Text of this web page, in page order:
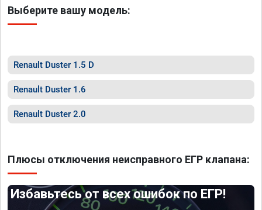
Выберите вашу модель:
Renault Duster 1.5 D
Renault Duster 1.6
Renault Duster 2.0
Плюсы отключения неисправного ЕГР клапана:
Избавьтесь от всех ошибок по ЕГР!